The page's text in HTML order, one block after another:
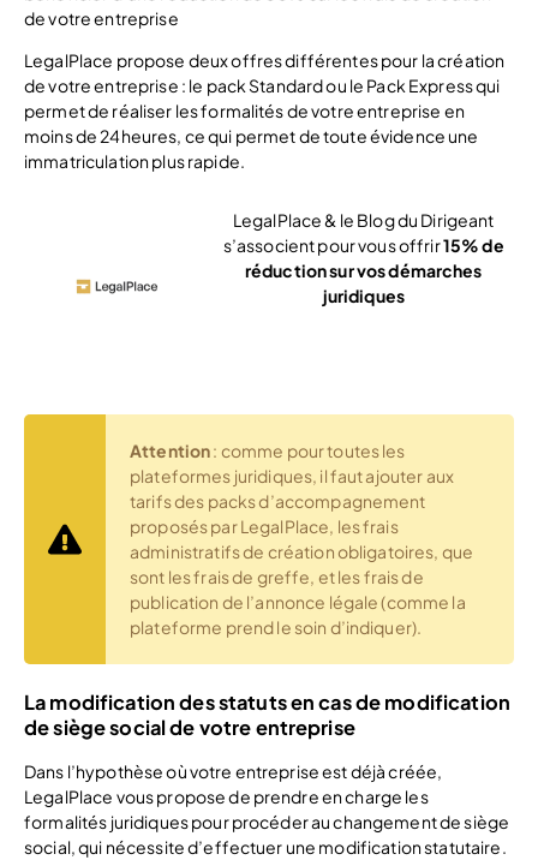
de votre entreprise
LegalPlace propose deux offres différentes pour la création
de votre entreprise : le pack Standard ou le Pack Express qui
permet de réaliser les formalités de votre entreprise en
moins de 24heures, ce qui permet de toute évidence une
immatriculation plus rapide.
LegalPlace & le Blog du Dirigeant
s’associent pour vous offrir15% de
réduction sur vos démarches
juridiques
Attention: comme pour toutes les
plateformes juridiques, il faut ajouter aux
tarifs des packs d’accompagnement
proposés par LegalPlace, les frais
administratifs de création obligatoires, que
sont les frais de greffe, et les frais de
publication de l’annonce légale (comme la
plateforme prend le soin d’indiquer).
La modification des statuts en cas de modification
de siège social de votre entreprise
Dans l’hypothèse où votre entreprise est déjà créée,
LegalPlace vous propose de prendre en charge les
formalités juridiques pour procéder au changement de siège
social, qui nécessite d’effectuer une modification statutaire.